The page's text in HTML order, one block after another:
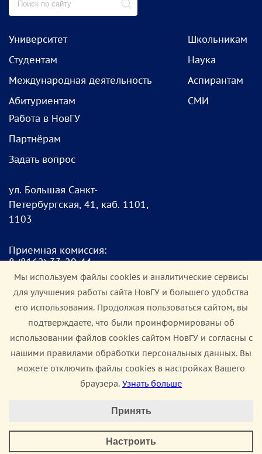
Университет
Студентам
Международная деятельность
Абитуриентам
Школьникам
Наука
Аспирантам
СМИ
Работа в НовГУ
Партнёрам
Задать вопрос
ул. Большая Санкт-
Петербургская, 41, каб. 1101,
1103
Приемная комиссия:
8(8162) 33-20-44
pk@novsu.ru
Чат для абитуриентов:
https://clc.li/Terrt
Мы в соцсетях:
Сведения об образовательной организации
Мы используем файлы cookies и аналитические сервисы
для улучшения работы сайта НовГУ и большего удобства
его использования. Продолжая пользоваться сайтом, вы
подтверждаете, что были проинформированы об
использовании файлов cookies сайтом НовГУ и согласны с
нашими правилами обработки персональных данных. Вы
можете отключить файлы cookies в настройках Вашего
браузера. Узнать больше
Минимальные
Аналитические/Функциональные
Принять
Настроить